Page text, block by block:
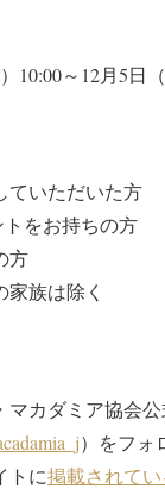
10:00～12月5日
ていただいた方
をお持ちの方
方
族は除く
マカダミア協会
）をフォ
トに掲載されて